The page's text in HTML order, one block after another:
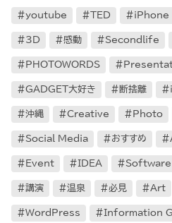
youtube TED iPhone
3D 感動 Secondlife
PHOTOWORDS
GADGET大好き 断捨離
沖縄 Creative Photo
Social Media おすすめ
Event IDEA Software
講演 温泉 必見 Art
WordPress Information